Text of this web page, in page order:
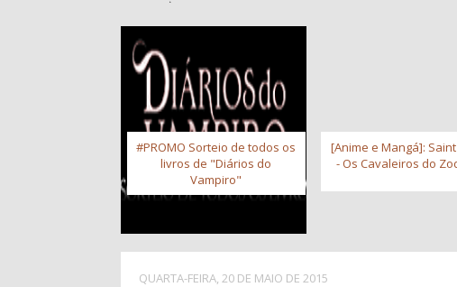
#PROMO Sorteio de todos os
livros de "Diários do
Vampiro"
[Anime e Mangá]:
- Os Cavaleiros do
QUARTA-FEIRA, 20 DE MAIO DE 2015